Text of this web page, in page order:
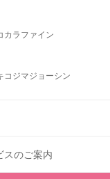
カラファイン
コジマジョーシン
スのご案内